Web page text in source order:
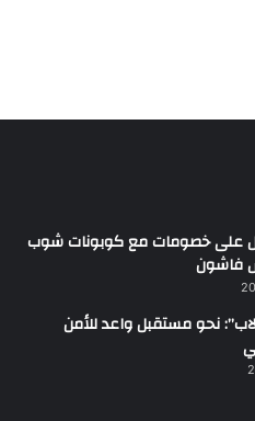
على خصومات مع كوبونات شوب
فاشون
لاب”: نحو مستقبل واعد للأمن